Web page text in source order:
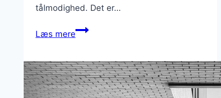
tålmodighed. Det er…
Læs mereEr
tvivl,
om
din